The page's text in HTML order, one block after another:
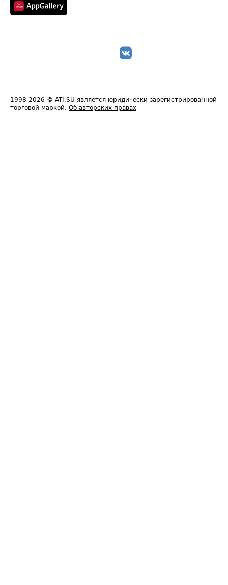
1998-2026 © ATI.SU является юридически зарегистрированной
торговой маркой. Об авторских правах